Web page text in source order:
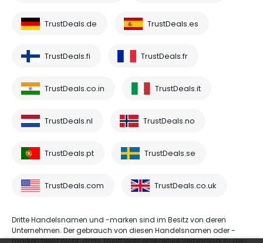
TrustDeals.de TrustDeals.es
TrustDeals.fi TrustDeals.fr
TrustDeals.co.in TrustDeals.it
TrustDeals.nl TrustDeals.no
TrustDeals.pt TrustDeals.se
TrustDeals.com TrustDeals.co.uk
Dritte Handelsnamen und -marken sind im Besitz von deren
Unternehmen. Der gebrauch von diesen Handelsnamen oder -
marken heißt nicht, dass TrustDeals eine aktive Verbinding zu den